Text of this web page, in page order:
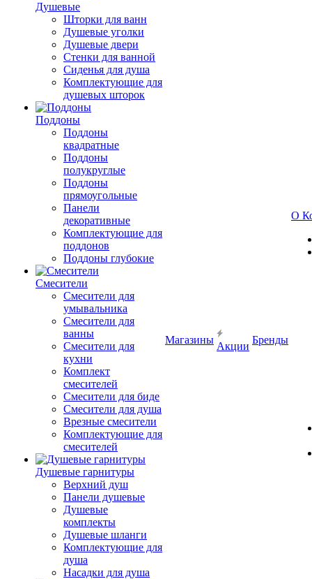
Душевые
Шторки для ванн
Душевые уголки
Душевые двери
Стенки для ванной
Сиденья для душа
Комплектующие для
душевых шторок
Поддоны
Поддоны
квадратные
Поддоны
полукруглые
Поддоны
прямоугольные
Панели
декоративные
Комплектующие для
поддонов
Поддоны глубокие
Смесители
Смесители для
умывальника
Смесители для
ванны
Смесители для
кухни
Комплект
смесителей
Смесители для биде
Смесители для душа
Врезные смесители
Комплектующие для
смесителей
Душевые гарнитуры
Верхний душ
Панели душевые
Душевые
комплекты
Душевые шланги
Комплектующие для
душа
Насадки для душа
Магазины
Акции
Бренды
О